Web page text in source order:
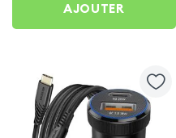
AJOUTER